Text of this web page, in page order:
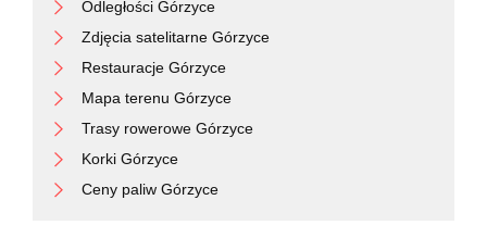
Odległości Górzyce
Zdjęcia satelitarne Górzyce
Restauracje Górzyce
Mapa terenu Górzyce
Trasy rowerowe Górzyce
Korki Górzyce
Ceny paliw Górzyce